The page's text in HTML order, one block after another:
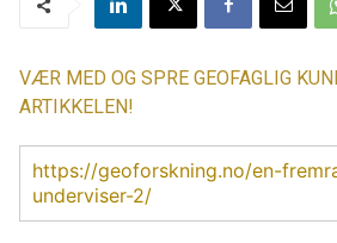
VÆR MED OG SPRE GEOFAGLIG
ARTIKKELEN!
https://geoforskning.no/en-
underviser-2/